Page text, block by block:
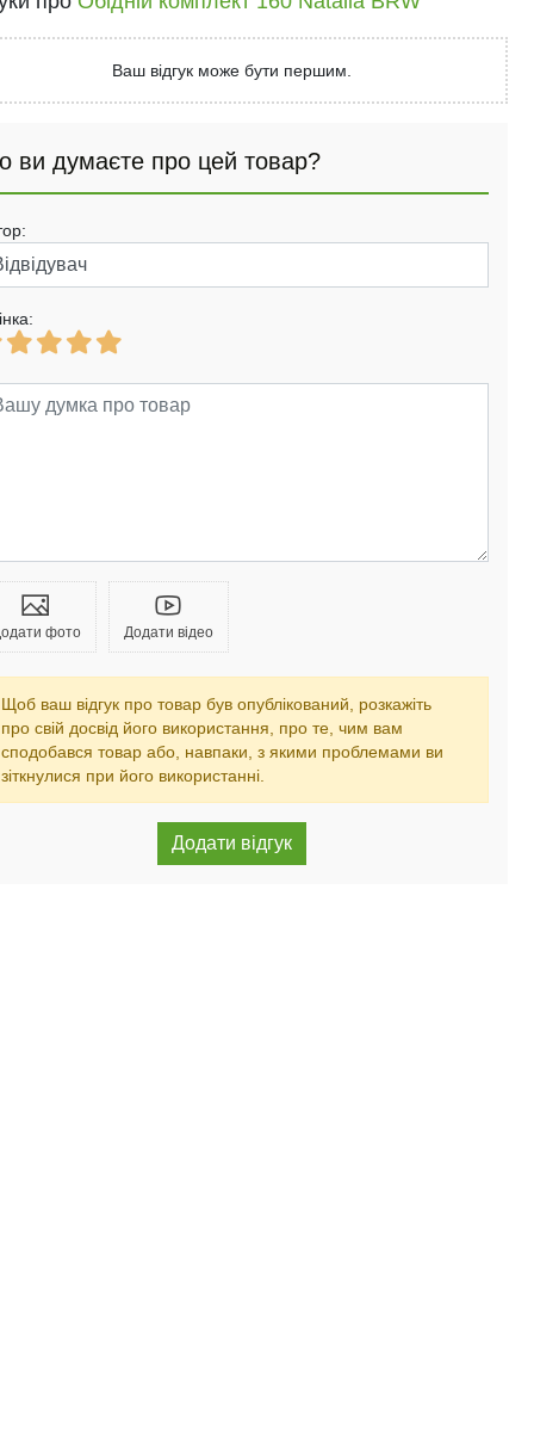
Ваш відгук може бути першим.
ви думаєте про цей товар?
фото Додати відео
Щоб ваш відгук про товар був опублікований, розкажіть
про свій досвід його використання, про те, чим вам
сподобався товар або, навпаки, з якими проблемами ви
зіткнулися при його використанні.